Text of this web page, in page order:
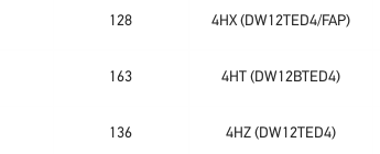
128 4HX (DW12TED4/FAP)
163 4HT (DW12BTED4)
136 4HZ (DW12TED4)